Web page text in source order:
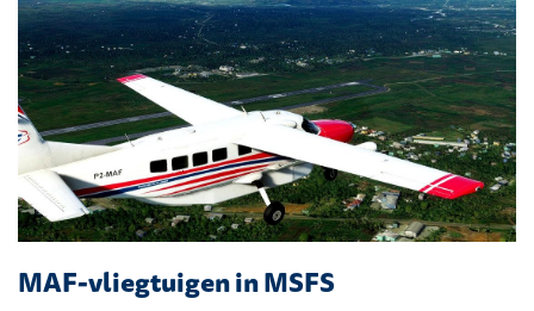
MAF-vliegtuigen in MSFS